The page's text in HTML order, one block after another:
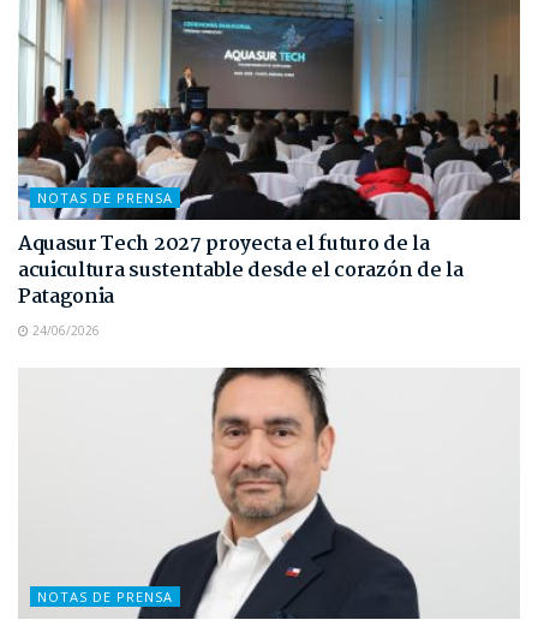
NOTAS DE PRENSA
Aquasur Tech 2027 proyecta el futuro de la
acuicultura sustentable desde el corazón de la
Patagonia
24/06/2026
NOTAS DE PRENSA